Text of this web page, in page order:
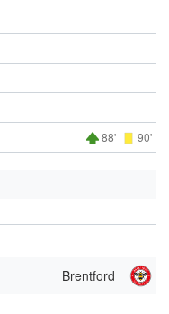
88' 90'
Brentford